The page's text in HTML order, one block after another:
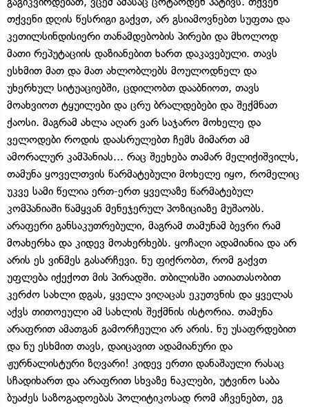
თქვენი დღის წესრიგი გაქვთ, არ გსიამოვნებთ სუფთა და
კეთილსინდისიერი თანამდებობის პირები და მხოლოდ
მათი რეპუტაციის დაზიანებით ხართ დაკავებული. თავს
ესხმით მათ და მათ ახლობლებს მოულოდნელ და
უხერხულ სიტუაციებში, ცდილობთ დააბნიოთ, თავს
მოახვიოთ ტყუილები და ცრუ ბრალდებები და შექმნათ
ქაოსი. მაგრამ ახლა აღარ ვარ საჯარო მოხელე და
ველოდები როდის დაასრულებთ ჩემს მიმართ ამ
ამორალურ კამპანიას... რაც შეეხება თამარ მელიქიშვილს,
თამუნა ყოველთვის წარმატებული მოხელე იყო, რომელიც
უკვე სამი წელია ერთ-ერთ ყველაზე წარმატებულ
კომპანიაში წამყვან მენეჯერულ პოზიციაზე მუშაობს.
არაფერი განსაკუთრებული, მაგრამ თამუნამ ბევრი რამ
მოახერხა და კიდევ მოახერხებს. ყოჩაღი ადამიანია და არ
არის ეს ვინმეს გასარჩევი. ნუ ფიქრობთ, რომ გაქვთ
უფლება იქექოთ მის პირადში. თბილისში ათიათასობით
კერძო სახლი დგას, ყველა ვიღაცას ეკუთვნის და ყველას
აქვს თითოეული ამ სახლის შექმნის ისტორია. თამუნა
არაფრით ამათგან გამორჩეული არ არის. ნუ უსაფრდებით
და ნუ ესხმით თავს, დაიცავით ადამიანური და
ჟურნალისტური ზღვარი! კიდევ ერთი დანაშაული რასაც
სჩადიხართ და არაფრით სხვაზე ნაკლები, უტვინო საბა
ბუაძეს საზოგადოებას პოლიტიკოსად რომ აჩვენებთ, ეგ